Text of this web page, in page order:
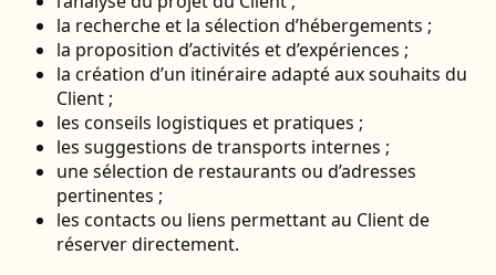
la recherche et la sélection d’hébergements ;
la proposition d’activités et d’expériences ;
la création d’un itinéraire adapté aux souhaits du
Client ;
les conseils logistiques et pratiques ;
les suggestions de transports internes ;
une sélection de restaurants ou d’adresses
pertinentes ;
les contacts ou liens permettant au Client de
réserver directement.